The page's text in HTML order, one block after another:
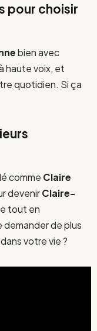
pour choisir
bien avec
haute voix, et
quotidien. Si ça
comme Claire
devenirClaire-
tout en
de plus
dans votre vie ?